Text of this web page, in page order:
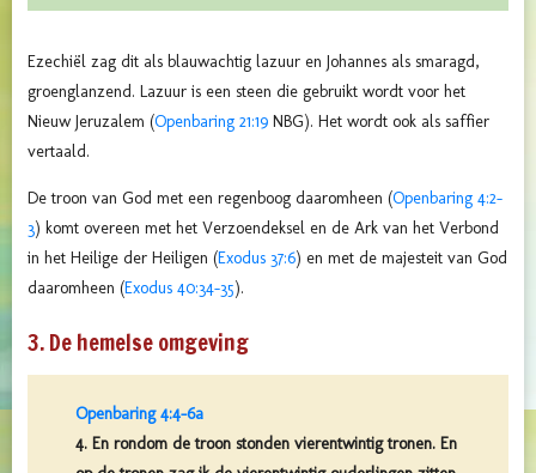
Ezechiël zag dit als blauwachtig lazuur en Johannes als smaragd,
groenglanzend. Lazuur is een steen die gebruikt wordt voor het
Nieuw Jeruzalem (Openbaring 21:19 NBG). Het wordt ook als saffier
vertaald.
De troon van God met een regenboog daaromheen (Openbaring 4:2-
3) komt overeen met het Verzoendeksel en de Ark van het Verbond
in het Heilige der Heiligen (Exodus 37:6) en met de majesteit van God
daaromheen (Exodus 40:34-35).
3. De hemelse omgeving
Openbaring 4:4-6a
4. En rondom de troon stonden vierentwintig tronen. En